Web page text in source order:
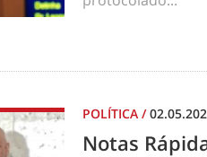
POLÍTICA /
Notas